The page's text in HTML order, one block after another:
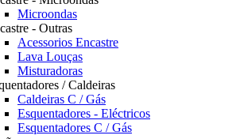
Microondas
- Outras
Acessorios Encastre
Lava Louças
Misturadoras
/ Caldeiras
Caldeiras C / Gás
Esquentadores - Eléctricos
Esquentadores C / Gás